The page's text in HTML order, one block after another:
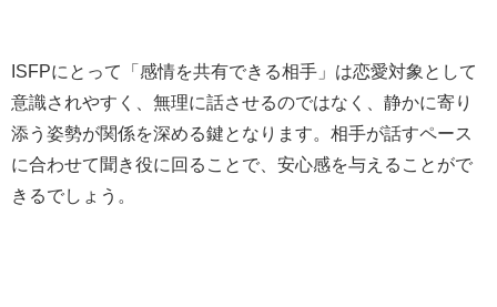
ISFPにとって「感情を共有できる相手」は恋愛対象として
意識されやすく、無理に話させるのではなく、静かに寄り
添う姿勢が関係を深める鍵となります。相手が話すペース
に合わせて聞き役に回ることで、安心感を与えることがで
きるでしょう。